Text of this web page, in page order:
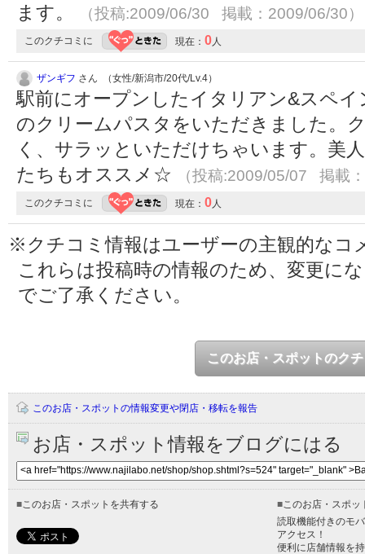
ます。 （投稿:2009/06/30 掲載：2009/06/30）
このクチコミに 現在： 0 人
ザンギフ さん （女性/新潟市/20代/Lv.4）
駅前にオープンしたイタリアン&スペ
のクリームパスタをいただきました。
く、サラッといただけちゃいます。美
たちもオススメ☆
（投稿:2009/05/07 掲載
このクチコミに 現在： 0 人
※クチコミ情報はユーザーの主観的なコ
これらは投稿時の情報のため、変更に
でご了承ください。
このお店・スポットのク
このお店・スポットの情報変更や閉店・移転を報告
お店・スポット情報をブログにはる
■ このお店・スポットを共有する ■ このお店・スポ
読取機能付きのモ
アクセス！
便利に店舗情報を